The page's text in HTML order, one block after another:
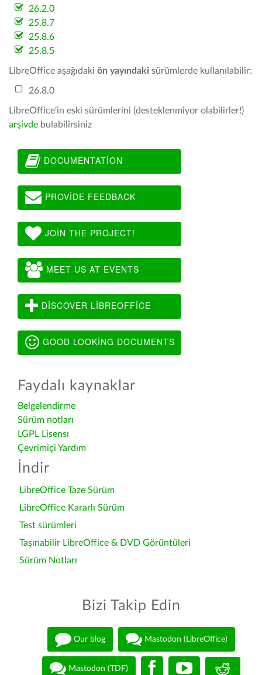
26.2.0
25.8.7
25.8.6
25.8.5
LibreOffice aşağıdaki ön yayındaki sürümlerde kullanılabilir:
26.8.0
LibreOffice'in eski sürümlerini (desteklenmiyor olabilirler!)
arşivde bulabilirsiniz
DOCUMENTATION
PROVIDE FEEDBACK
JOIN THE PROJECT!
MEET US AT EVENTS
DISCOVER LIBREOFFICE
GOOD LOOKING DOCUMENTS
Faydalı kaynaklar
Belgelendirme
Sürüm notları
LGPL Lisensı
Çevrimiçi Yardım
İndir
LibreOffice Taze Sürüm
LibreOffice Kararlı Sürüm
Test sürümleri
Taşınabilir LibreOffice & DVD Görüntüleri
Sürüm Notları
Bizi Takip Edin
Our blog Mastodon (LibreOffice)
Mastodon (TDF)